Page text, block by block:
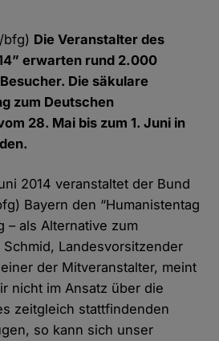
bfg) Die Veranstalter des
erwarten rund 2.000
Die säkulare
zum Deutschen
28. Mai bis zum 1. Juni in
2014 veranstaltet der Bund
Bayern den “Humanistentag
– als Alternative zum
Landesvorsitzender
der Mitveranstalter, meint
nicht im Ansatz über die
zeitgleich stattfindenden
so kann sich unser